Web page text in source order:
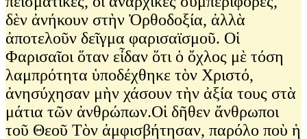
δὲν ἀνήκουν στὴν Ὀρθοδοξία, ἀλλὰ
ἀποτελοῦν δεῖγμα φαρισαϊσμοῦ. Οἱ
Φαρισαῖοι ὅταν εἶδαν ὅτι ὁ ὄχλος μὲ τόση
λαμπρότητα ὑποδέχθηκε τὸν Χριστό,
ἀνησύχησαν μὴν χάσουν τὴν ἀξία τους στὰ
μάτια τῶν ἀνθρώπων.Οἱ δῆθεν ἄνθρωποι
τοῦ Θεοῦ Τὸν ἀμφισβήτησαν, παρόλο ποὺ ἡ